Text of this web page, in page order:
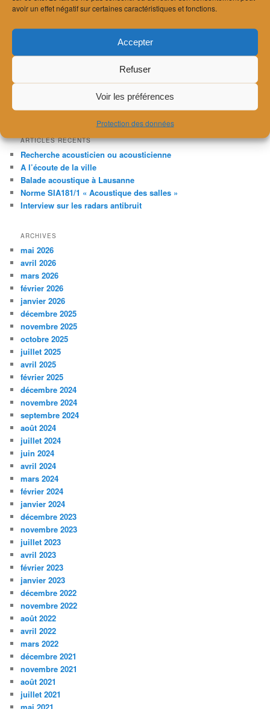
avoir un effet négatif sur certaines caractéristiques et fonctions.
Accepter
Refuser
Voir les préférences
Protection des données
bois en lien avec la prise en compte des transmissions latérales.
mercredi 29 novembre de 8h30 à
vers le descriptif plus détaillé et l’inscription (obligatoire) :
ARTICLES RÉCENTS
Recherche acousticien ou acousticienne
A l’écoute de la ville
Balade acoustique à Lausanne
Norme SIA181/1 « Acoustique des salles »
Interview sur les radars antibruit
ARCHIVES
mai 2026
avril 2026
mars 2026
février 2026
janvier 2026
décembre 2025
novembre 2025
octobre 2025
juillet 2025
avril 2025
février 2025
décembre 2024
novembre 2024
septembre 2024
août 2024
juillet 2024
juin 2024
avril 2024
mars 2024
février 2024
janvier 2024
décembre 2023
novembre 2023
juillet 2023
avril 2023
février 2023
janvier 2023
décembre 2022
novembre 2022
août 2022
avril 2022
mars 2022
décembre 2021
novembre 2021
août 2021
juillet 2021